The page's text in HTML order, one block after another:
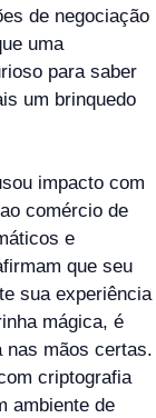
de negociação
uma
para saber
um brinquedo
impacto com
comércio de
e
que seu
sua experiência
mágica, é
nas mãos certas.
criptografia
ambiente de